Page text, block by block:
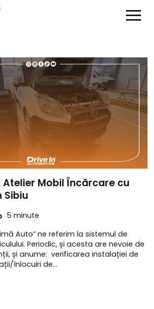
Atelier Mobil Încărcare cu
Sibiu
5 minute
Auto” ne referim la sistemul de
Periodic, și acesta are nevoie de
și anume: verificarea instalației de
înlocuiri de…